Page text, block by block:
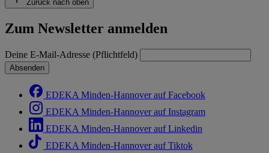
Zurück nach oben
Zum Newsletter anmelden
Deine E-Mail-Adresse (Pflichtfeld)
Absenden
EDEKA Minden-Hannover auf Facebook
EDEKA Minden-Hannover auf Instagram
EDEKA Minden-Hannover auf Linkedin
EDEKA Minden-Hannover auf Tiktok